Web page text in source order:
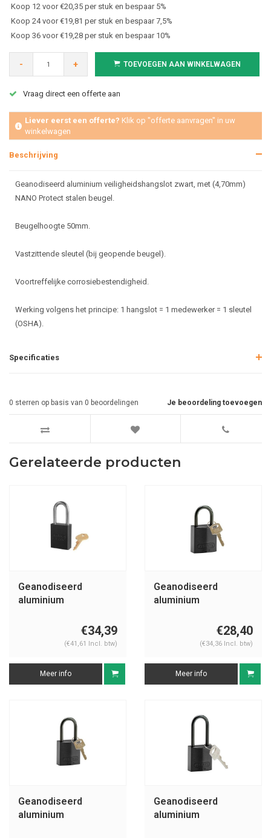
Koop 12 voor €20,35 per stuk en bespaar 5%
Koop 24 voor €19,81 per stuk en bespaar 7,5%
Koop 36 voor €19,28 per stuk en bespaar 10%
- + TOEVOEGEN AAN WINKELWAGEN
Vraag direct een offerte aan
Liever eerst een offerte? Klik op "offerte aanvragen" in uw
winkelwagen
Beschrijving
Geanodiseerd aluminium veiligheidshangslot zwart, met (4,70mm)
NANO Protect stalen beugel.
Beugelhoogte 50mm.
Vastzittende sleutel (bij geopende beugel).
Voortreffelijke corrosiebestendigheid.
Werking volgens het principe: 1 hangslot = 1 medewerker = 1 sleutel
(OSHA).
Specificaties
Je beoordeling toevoegen
0 sterren op basis van 0 beoordelingen
Gerelateerde producten
Geanodiseerd
aluminium
zwart S1106BLK€34,39
(€41,61 Incl. btw)
Meer info
Geanodiseerd
aluminium
€28,40
(€34,36 Incl. btw)
Meer info
Geanodiseerd
aluminium
Geanodiseerd
aluminium